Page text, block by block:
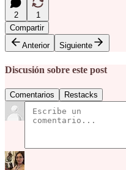
2
1
Compartir
Anterior
Siguiente
Discusión sobre este post
Comentarios Restacks